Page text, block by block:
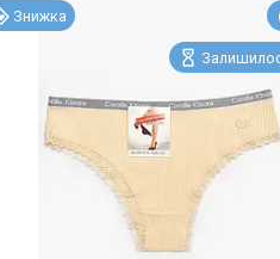
Знижка